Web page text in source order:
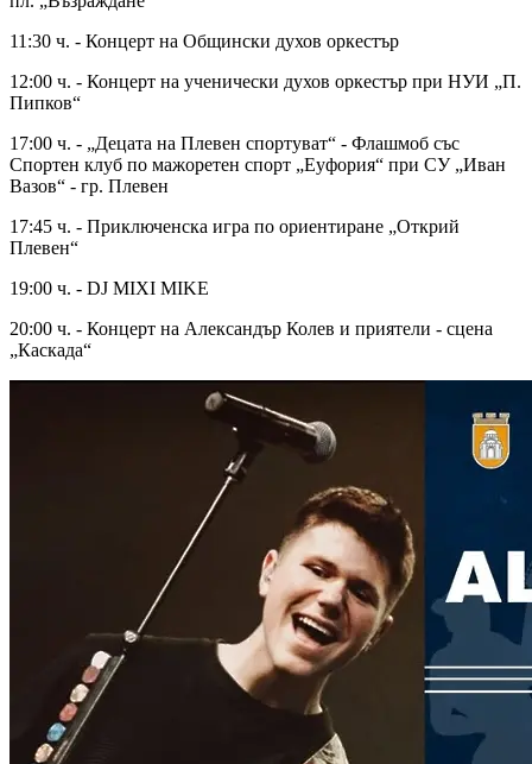
11:30 ч. - Концерт на Общински духов оркестър
12:00 ч. - Концерт на ученически духов оркестър при НУИ „П.
Пипков“
17:00 ч. - „Децата на Плевен спортуват“ - Флашмоб със
Спортен клуб по мажоретен спорт „Еуфория“ при СУ „Иван
Вазов“ - гр. Плевен
17:45 ч. - Приключенска игра по ориентиране „Открий
Плевен“
19:00 ч. - DJ MIXI MIKE
20:00 ч. - Концерт на Александър Колев и приятели - сцена
„Каскада“